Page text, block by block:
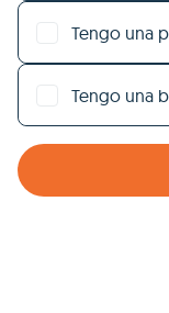
Tengo una
Tengo una